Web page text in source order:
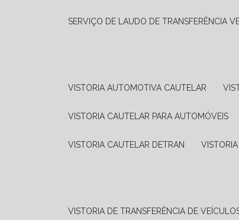
SERVIÇO DE LAUDO DE TRANSFERÊNCIA
VISTORIA AUTOMOTIVA CAUTELAR
VISTORIA CAUTELAR PARA AUTOMÓVEIS
VISTORIA CAUTELAR DETRAN
VISTORIA DE TRANSFERÊNCIA DE